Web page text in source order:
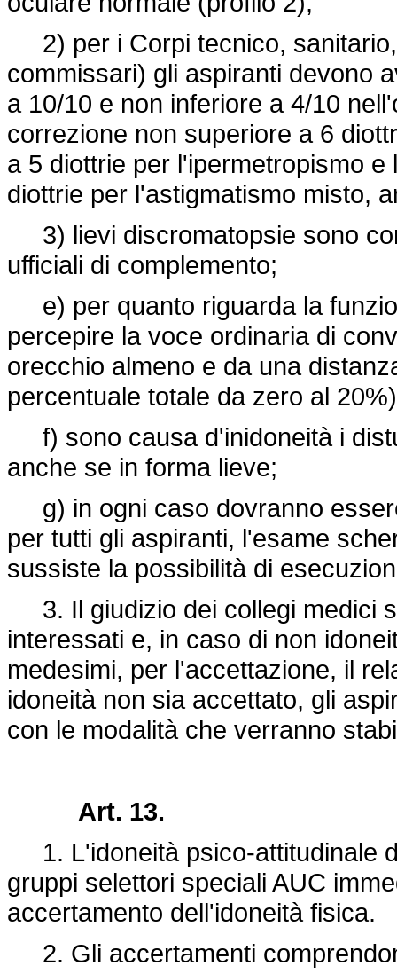
2) per i Corpi tecnico,
commissari) gli aspiranti devono
a 10/10 e non inferiore a 4/10
correzione non superiore a 6
a 5 diottrie per l'ipermetropismo
diottrie per l'astigmatismo misto,
3) lievi discromatopsie sono
ufficiali di complemento;
e) per quanto riguarda la
percepire la voce ordinaria di
orecchio almeno e da una
percentuale totale da zero al
f) sono causa d'inidoneità i
anche se in forma lieve;
g) in ogni caso dovranno
per tutti gli aspiranti, l'esame
sussiste la possibilità di
3. Il giudizio dei collegi medici
interessati e, in caso di non
medesimi, per l'accettazione, il
idoneità non sia accettato, gli
con le modalità che verranno
Art. 13.
1. L'idoneità psico-attitudinale
gruppi selettori speciali AUC
accertamento dell'idoneità fisica.
2. Gli accertamenti